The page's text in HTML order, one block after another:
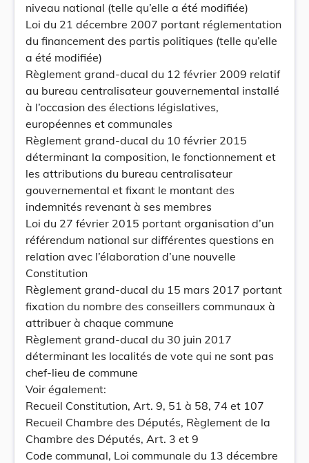
niveau national (telle qu’elle a été modifiée)
Loi du 21 décembre 2007 portant réglementation
du financement des partis politiques (telle qu’elle
a été modifiée)
Règlement grand-ducal du 12 février 2009 relatif
au bureau centralisateur gouvernemental installé
à l’occasion des élections législatives,
européennes et communales
Règlement grand-ducal du 10 février 2015
déterminant la composition, le fonctionnement et
les attributions du bureau centralisateur
gouvernemental et fixant le montant des
indemnités revenant à ses membres
Loi du 27 février 2015 portant organisation d’un
référendum national sur différentes questions en
relation avec l’élaboration d’une nouvelle
Constitution
Règlement grand-ducal du 15 mars 2017 portant
fixation du nombre des conseillers communaux à
attribuer à chaque commune
Règlement grand-ducal du 30 juin 2017
déterminant les localités de vote qui ne sont pas
chef-lieu de commune
Voir également:
Recueil Constitution, Art. 9, 51 à 58, 74 et 107
Recueil Chambre des Députés, Règlement de la
Chambre des Députés, Art. 3 et 9
Code communal, Loi communale du 13 décembre